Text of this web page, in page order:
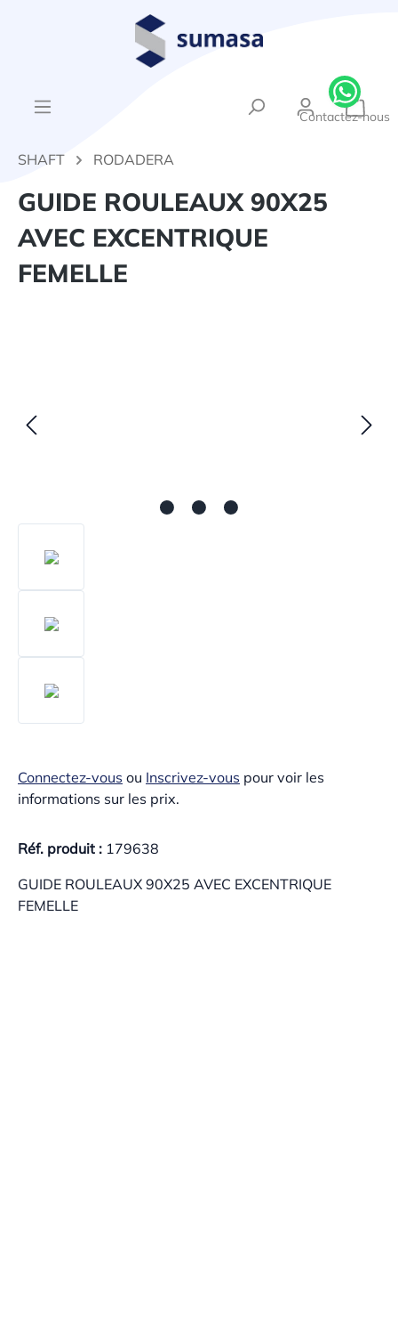
SHAFT RODADERA
GUIDE ROULEAUX 90X25
AVEC EXCENTRIQUE
FEMELLE
Connectez-vous ou Inscrivez-vous pour voir les
informations sur les prix.
Réf. produit : 179638
GUIDE ROULEAUX 90X25 AVEC EXCENTRIQUE
FEMELLE
Contactez-nous